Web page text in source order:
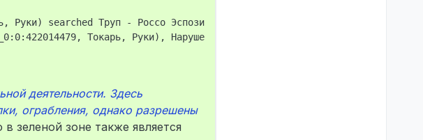
Руки) searched Труп - Россо Эспозито. Police online: 2
Токарь, Руки), Нарушение атмосферы
деятельности. Здесь
ограбления, однако разрешены
в зеленой зоне также является